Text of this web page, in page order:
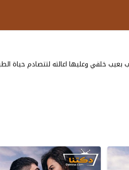
خلقي وعليها اعالته لتتصادم حياة